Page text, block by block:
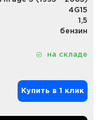
4G15
1,5
бензин
на складе
Купить в 1 клик